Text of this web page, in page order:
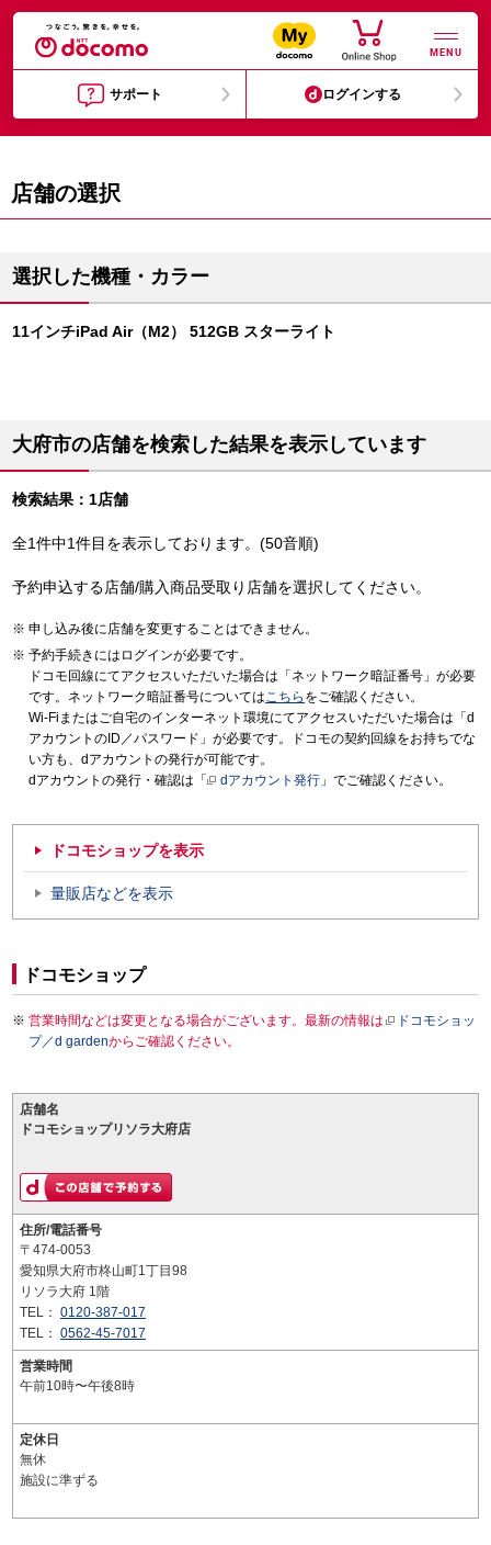
MENU
サポート ログインする
店舗の選択
選択した機種・カラー
11インチiPad Air（M2） 512GB スターライト
大府市の店舗を検索した結果を表示しています
検索結果：1店舗
全1件中1件目を表示しております。(50音順)
予約申込する店舗/購入商品受取り店舗を選択してください。
申し込み後に店舗を変更することはできません。
予約手続きにはログインが必要です。
ドコモ回線にてアクセスいただいた場合は「ネットワーク暗証番号」が必要
です。ネットワーク暗証番号についてはこちら をご確認ください。
Wi-Fiまたはご自宅のインターネット環境にてアクセスいただいた場合は「d
アカウントのID／パスワード」が必要です。ドコモの契約回線をお持ちでな
い方も、dアカウントの発行が可能です。
dアカウントの発行・確認は「
dアカウント発行 」でご確認ください。
ドコモショップを表示
量販店などを表示
ドコモショップ
営業時間などは変更となる場合がございます。最新の情報は
ドコモショッ
プ／d gardenからご確認ください。
店舗名
ドコモショップリソラ大府店
住所/電話番号
〒474-0053
愛知県大府市柊山町1丁目98
リソラ大府 1階
TEL： 0120-387-017
TEL： 0562-45-7017
営業時間
午前10時〜午後8時
定休日
無休
施設に準ずる